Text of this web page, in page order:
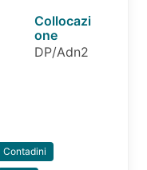
Collocazi
one
DP/Adn2
Contadini